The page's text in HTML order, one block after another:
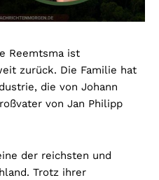
Reemtsma ist
zurück. Die Familie hat
die von Johann
von Jan Philipp
der reichsten und
Trotz ihrer